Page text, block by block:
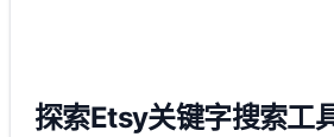
探索Etsy关键字搜索工